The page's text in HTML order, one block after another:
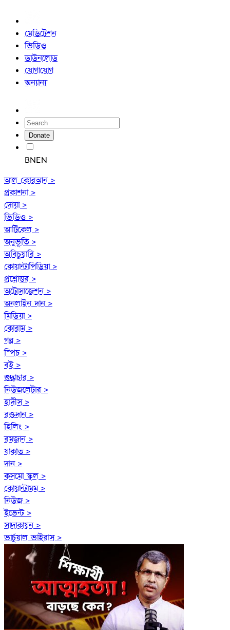
মেডিটেশন
ভিডিও
ডাউনলোড
যোগাযোগ
অন্যান্য
Donate
BNEN
আল কোরআন >
প্রকাশনা >
দোয়া >
ভিডিও >
আর্টিকেল >
অনুভূতি >
অবিচুয়ারি >
কোয়ান্টাপিডিয়া >
প্রশ্নোত্তর >
অটোসাজেশন >
অনলাইন দান >
মিডিয়া >
কোরাম >
গল্প >
স্পিচ >
বই >
শুদ্ধাচার >
নিউজলেটার >
হাদীস >
রক্তদান >
হিলিং >
রমজান >
যাকাত >
দান >
কসমো স্কুল >
কোয়ান্টামম >
নিউজ >
ইভেন্ট >
সাদাকায়ন >
ভার্চুয়াল ভাইরাস >